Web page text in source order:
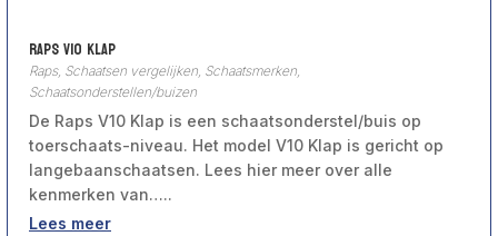
Raps V10 Klap
Raps, Schaatsen vergelijken, Schaatsmerken,
Schaatsonderstellen/buizen
De Raps V10 Klap is een schaatsonderstel/buis op
toerschaats-niveau. Het model V10 Klap is gericht op
langebaanschaatsen. Lees hier meer over alle
kenmerken van…..
Lees meer